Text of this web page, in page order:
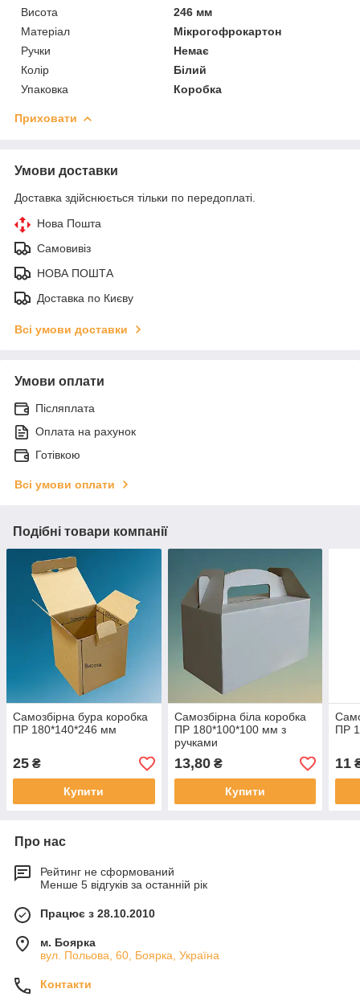
Висота
246 мм
Матеріал
Мікрогофрокартон
Ручки
Немає
Колір
Білий
Упаковка
Коробка
Приховати
Умови доставки
Доставка здійснюється тільки по передоплаті.
Нова Пошта
Самовивіз
НОВА ПОШТА
Доставка по Києву
Всі умови доставки
Умови оплати
Післяплата
Оплата на рахунок
Готівкою
Всі умови оплати
Подібні товари компанії
Самозбірна бура коробка
ПР 180*140*246 мм
25 ₴
Купити
Самозбірна біла коробка
ПР 180*100*100 мм з
ручками
13,80₴
Купити
ПР
11
Про нас
Рейтинг не сформований
Менше 5 відгуків за останній рік
Працює з 28.10.2010
м. Боярка
вул. Польова, 60, Боярка, Україна
Контакти